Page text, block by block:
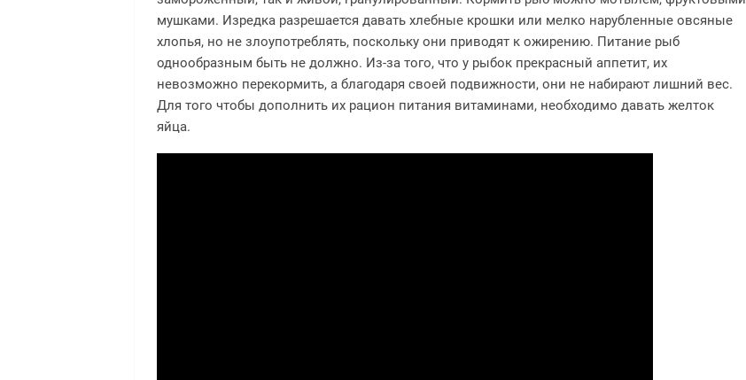
мушками. Изредка разрешается давать хлебные крошки или мелко нарубленные овсяные
хлопья, но не злоупотреблять, поскольку они приводят к ожирению. Питание рыб
однообразным быть не должно. Из-за того, что у рыбок прекрасный аппетит, их
невозможно перекормить, а благодаря своей подвижности, они не набирают лишний вес.
Для того чтобы дополнить их рацион питания витаминами, необходимо давать желток
яйца.